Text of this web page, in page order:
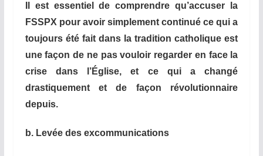
Il est essentiel de comprendre qu’accuser la
FSSPX pour avoir simplement continué ce qui a
toujours été fait dans la tradition catholique est
une façon de ne pas vouloir regarder en face la
crise dans l’Église, et ce qui a changé
drastiquement et de façon révolutionnaire
depuis.
b. Levée des excommunications